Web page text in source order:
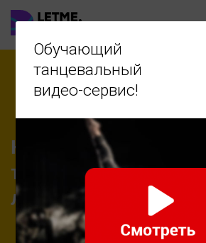
Научиться
танцевать -
легко!
Обучающий
танцевальный
видео-сервис!